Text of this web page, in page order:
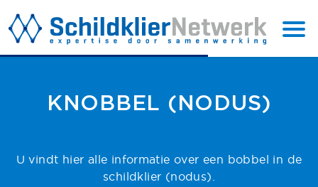
TOP
KNOBBEL (NODUS)
U vindt hier alle informatie over een bobbel in de
schildklier (nodus).